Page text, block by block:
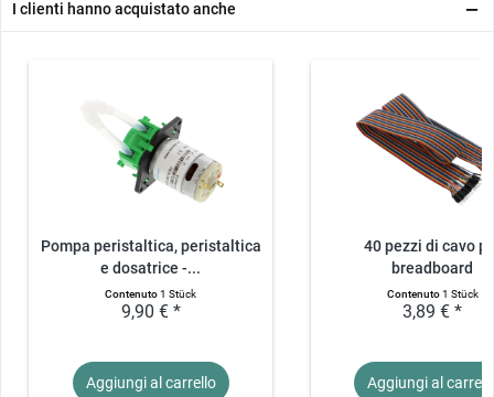
I clienti hanno acquistato anche
Pompa peristaltica, peristaltica
e dosatrice -...
Contenuto1 Stück
9,90 € *
Aggiungi al carrello
40 pezzi di cavo
breadboard
maschio/
Contenuto1 Stück
3,89 € *
Aggiungi al